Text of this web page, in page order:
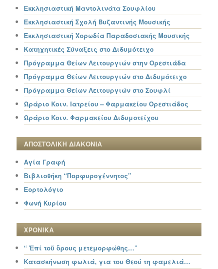
Εκκλησιαστική Μαντολινάτα Σουφλίου
Εκκλησιαστική Σχολή Βυζαντινής Μουσικής
Εκκλησιαστική Χορωδία Παραδοσιακής Μουσικής
Κατηχητικές Σύναξεις στο Διδυμότειχο
Πρόγραμμα Θείων Λειτουργιών στην Ορεστιάδα
Πρόγραμμα Θείων Λειτουργιών στο Διδυμότειχο
Πρόγραμμα Θείων Λειτουργιών στο Σουφλί
Ωράριο Κοιν. Ιατρείου – Φαρμακείου Ορεστιάδος
Ωράριο Κοιν. Φαρμακείου Διδυμοτείχου
ΑΠΟΣΤΟΛΙΚΗ ΔΙΑΚΟΝΙΑ
Αγία Γραφή
Βιβλιοθήκη “Πορφυρογέννητος”
Εορτολόγιο
Φωνή Κυρίου
ΧΡΟΝΙΚΑ
“ Ἐπί τοῦ ὄρους μετεμορφώθης…”
Κατασκήνωση φωλιά, για του Θεού τη φαμελιά…